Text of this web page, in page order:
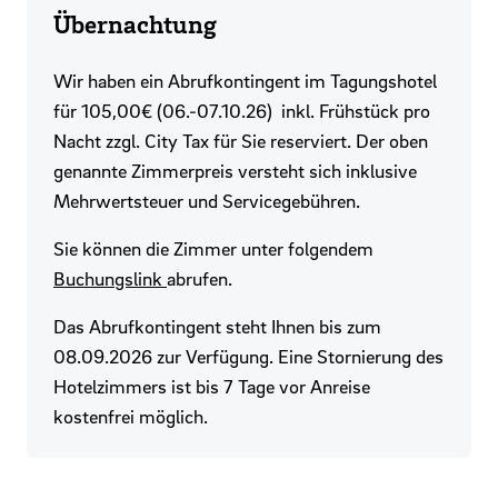
Übernachtung
Wir haben ein Abrufkontingent im Tagungshotel
für 105,00€ (06.-07.10.26) inkl. Frühstück pro
Nacht zzgl. City Tax für Sie reserviert. Der oben
genannte Zimmerpreis versteht sich inklusive
Mehrwertsteuer und Servicegebühren.
Sie können die Zimmer unter folgendem
Buchungslink abrufen.
Das Abrufkontingent steht Ihnen bis zum
08.09.2026 zur Verfügung. Eine Stornierung des
Hotelzimmers ist bis 7 Tage vor Anreise
kostenfrei möglich.